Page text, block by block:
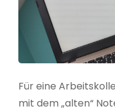
Für eine
mit dem „alten“